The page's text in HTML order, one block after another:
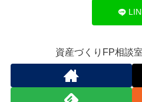
資産づくりFP相談